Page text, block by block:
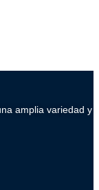
amplia variedad y